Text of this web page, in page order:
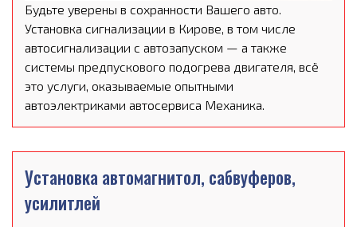
Будьте уверены в сохранности Вашего авто.
Установка сигнализации в Кирове, в том числе
автосигнализации с автозапуском — а также
системы предпускового подогрева двигателя, всё
это услуги, оказываемые опытными
автоэлектриками автосервиса Механика.
Установка автомагнитол, сабвуферов,
усилитлей